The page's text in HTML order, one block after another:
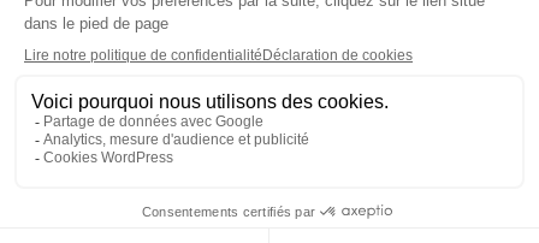
Les cookies
Gestion des cookies
Crédit photos : ©Sud Radio / Pierre Olivier